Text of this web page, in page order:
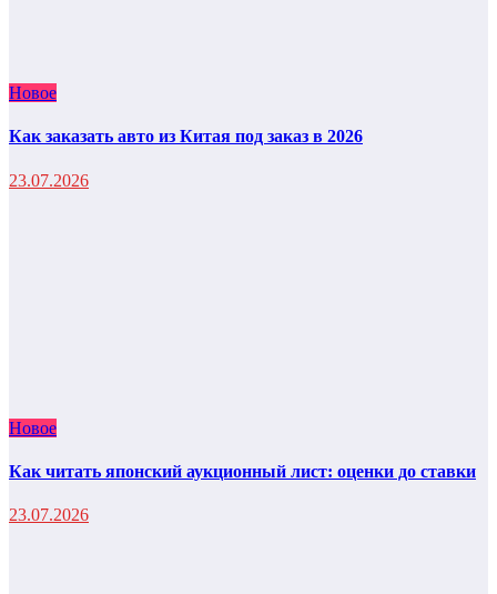
Новое
Как заказать авто из Китая под заказ в 2026
23.07.2026
Новое
Как читать японский аукционный лист: оценки до ставки
23.07.2026